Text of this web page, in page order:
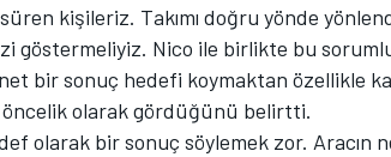
süren kişileriz. Takımı doğru yönde
göstermeliyiz. Nico ile birlikte bu
bir sonuç hedefi koymaktan özellikle
öncelik olarak gördüğünü belirtti.
olarak bir sonuç söylemek zor. Aracın